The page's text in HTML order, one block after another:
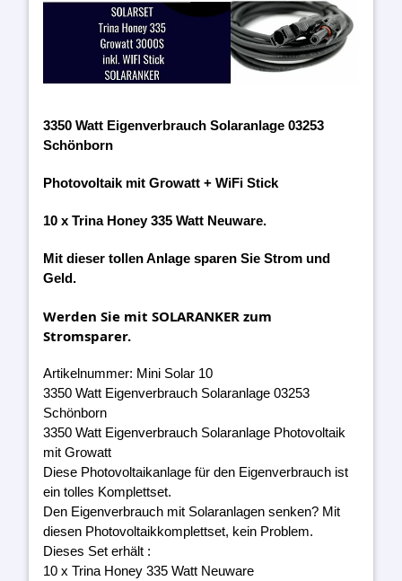
3350 Watt Eigenverbrauch Solaranlage 03253
Schönborn
Photovoltaik mit Growatt + WiFi Stick
10 x Trina Honey 335 Watt Neuware.
Mit dieser tollen Anlage sparen Sie Strom und
Geld.
Werden Sie mit SOLARANKER zum
Stromsparer.
Artikelnummer: Mini Solar 10
3350 Watt Eigenverbrauch Solaranlage 03253
Schönborn
3350 Watt Eigenverbrauch Solaranlage Photovoltaik
mit Growatt
Diese Photovoltaikanlage für den Eigenverbrauch ist
ein tolles Komplettset.
Den Eigenverbrauch mit Solaranlagen senken? Mit
diesen Photovoltaikkomplettset, kein Problem.
Dieses Set erhält :
10 x Trina Honey 335 Watt Neuware